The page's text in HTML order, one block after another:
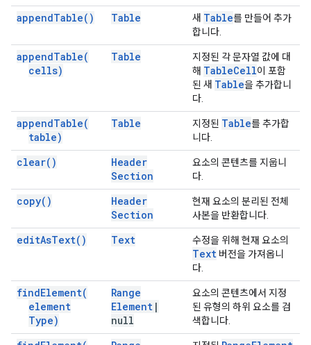
appendTable( ) Table 새 Table를 만들어 추가
합니다.
appendTable(
cells)
Table
지정된 각 문자열 값에 대
해 TableCell이 포함
된 새 Table을 추가합니
다.
appendTable(
table)
Table 지정된 Table를 추가합
니다.
clear( )
Header
Section
요소의 콘텐츠를 지웁니
다.
copy( )
Header
Section
현재 요소의 분리된 전체
사본을 반환합니다.
editAsText( ) Text 수정을 위해 현재 요소의
Text 버전을 가져옵니
다.
findElement(
element
Type)
Range
Element |
null
요소의 콘텐츠에서 지정
된 유형의 하위 요소를 검
색합니다.